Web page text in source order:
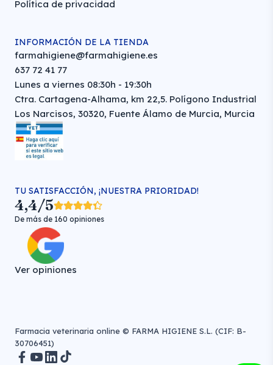
Política de privacidad
INFORMACIÓN DE LA TIENDA
farmahigiene@farmahigiene.es
637 72 41 77
Lunes a viernes 08:30h - 19:30h
Ctra. Cartagena-Alhama, km 22,5. Polígono Industrial
Los Narcisos, 30320, Fuente Álamo de Murcia, Murcia
TU SATISFACCIÓN, ¡NUESTRA PRIORIDAD!
4,4/5
De más de 160 opiniones
Ver opiniones
Farmacia veterinaria online © FARMA HIGIENE S.L. (CIF: B-
30706451)